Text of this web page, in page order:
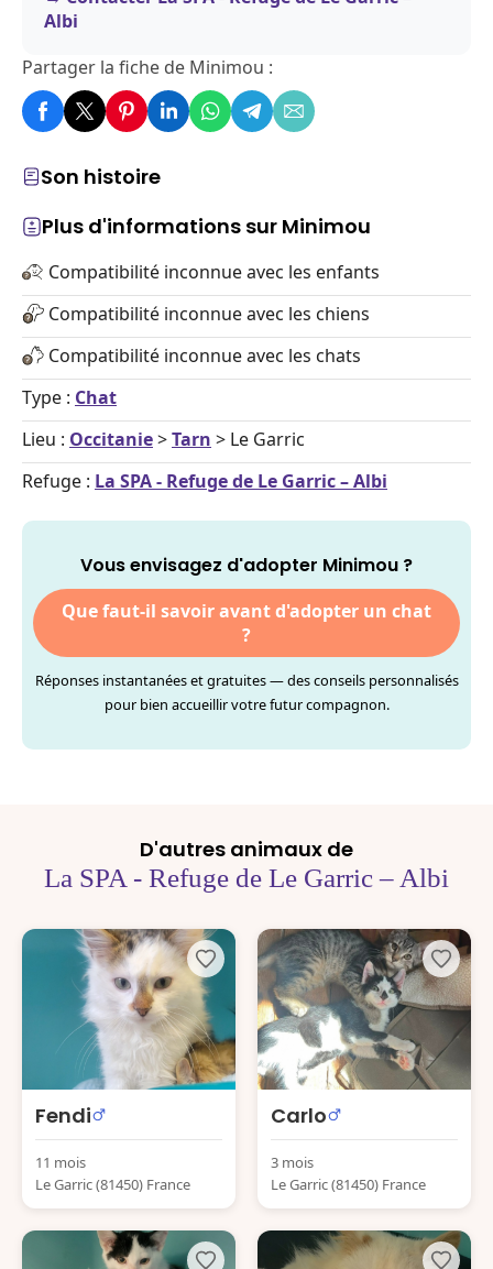
Son histoire
Plus d'informations sur Minimou
Compatibilité inconnue avec les enfants
Compatibilité inconnue avec les chiens
Compatibilité inconnue avec les chats
Type : Chat
Lieu : Occitanie>Tarn > Le Garric
Refuge : La SPA - Refuge de Le Garric – Albi
Vous envisagez d'adopter Minimou ?
Que faut-il savoir avant d'adopter un chat
?
Réponses instantanées et gratuites — des conseils personnalisés
pour bien accueillir votre futur compagnon.
Albi
Partager la fiche de Minimou :
D'autres animaux de
La SPA - Refuge de Le Garric – Albi
Fendi
11 mois
Le Garric (81450) France
Carlo
3 mois
Le Garric (81450) France